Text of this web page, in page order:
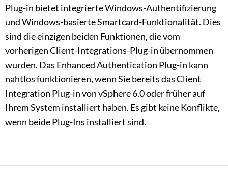
Plug-in bietet integrierte Windows-Authentifizierung
und Windows-basierte Smartcard-Funktionalität. Dies
sind die einzigen beiden Funktionen, die vom
vorherigen Client-Integrations-Plug-in übernommen
wurden. Das Enhanced Authentication Plug-in kann
nahtlos funktionieren, wenn Sie bereits das Client
Integration Plug-in von vSphere 6.0 oder früher auf
Ihrem System installiert haben. Es gibt keine Konflikte,
wenn beide Plug-Ins installiert sind.